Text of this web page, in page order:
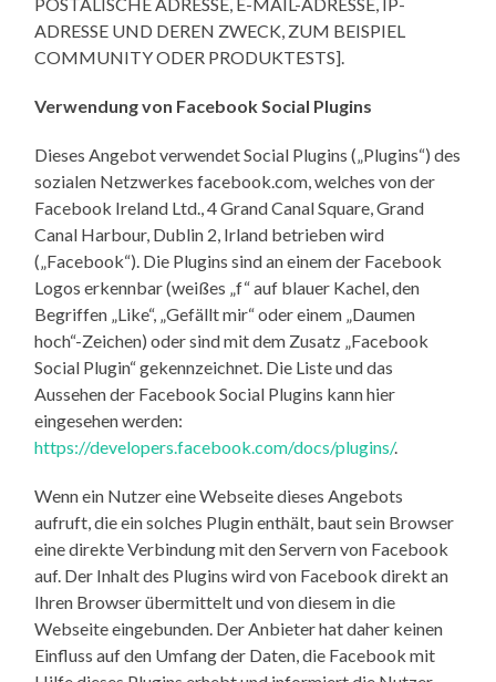
ADRESSE UND DEREN ZWECK, ZUM BEISPIEL
COMMUNITY ODER PRODUKTESTS].
Verwendung von Facebook Social Plugins
Dieses Angebot verwendet Social Plugins („Plugins“) des
sozialen Netzwerkes facebook.com, welches von der
Facebook Ireland Ltd., 4 Grand Canal Square, Grand
Canal Harbour, Dublin 2, Irland betrieben wird
(„Facebook“). Die Plugins sind an einem der Facebook
Logos erkennbar (weißes „f“ auf blauer Kachel, den
Begriffen „Like“, „Gefällt mir“ oder einem „Daumen
hoch“-Zeichen) oder sind mit dem Zusatz „Facebook
Social Plugin“ gekennzeichnet. Die Liste und das
Aussehen der Facebook Social Plugins kann hier
eingesehen werden:
https://developers.facebook.com/docs/plugins/.
Wenn ein Nutzer eine Webseite dieses Angebots
aufruft, die ein solches Plugin enthält, baut sein Browser
eine direkte Verbindung mit den Servern von Facebook
auf. Der Inhalt des Plugins wird von Facebook direkt an
Ihren Browser übermittelt und von diesem in die
Webseite eingebunden. Der Anbieter hat daher keinen
Einfluss auf den Umfang der Daten, die Facebook mit